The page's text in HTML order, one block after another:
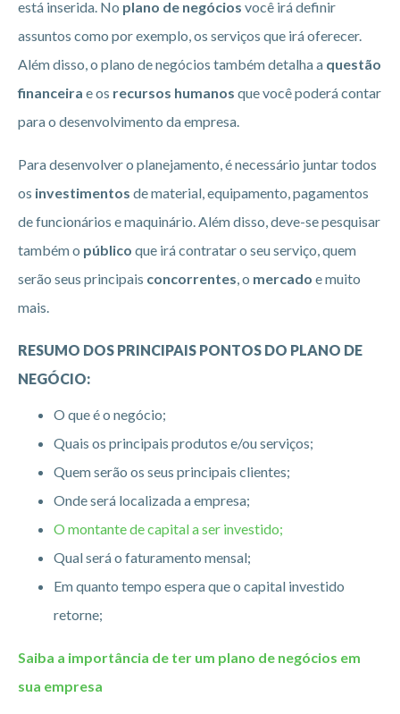
está inserida. No plano de negócios você irá definir
assuntos como por exemplo, os serviços que irá oferecer.
Além disso, o plano de negócios também detalha a questão
financeira e os recursos humanos que você poderá contar
para o desenvolvimento da empresa.
Para desenvolver o planejamento, é necessário juntar todos
os investimentos de material, equipamento, pagamentos
de funcionários e maquinário. Além disso, deve-se pesquisar
também o público que irá contratar o seu serviço, quem
serão seus principais concorrentes , o mercado e muito
mais.
RESUMO DOS PRINCIPAIS PONTOS DO PLANO DE
NEGÓCIO:
O que é o negócio;
Quais os principais produtos e/ou serviços;
Quem serão os seus principais clientes;
Onde será localizada a empresa;
O montante de capital a ser investido;
Qual será o faturamento mensal;
Em quanto tempo espera que o capital investido
retorne;
Saiba a importância de ter um plano de negócios em
sua empresa